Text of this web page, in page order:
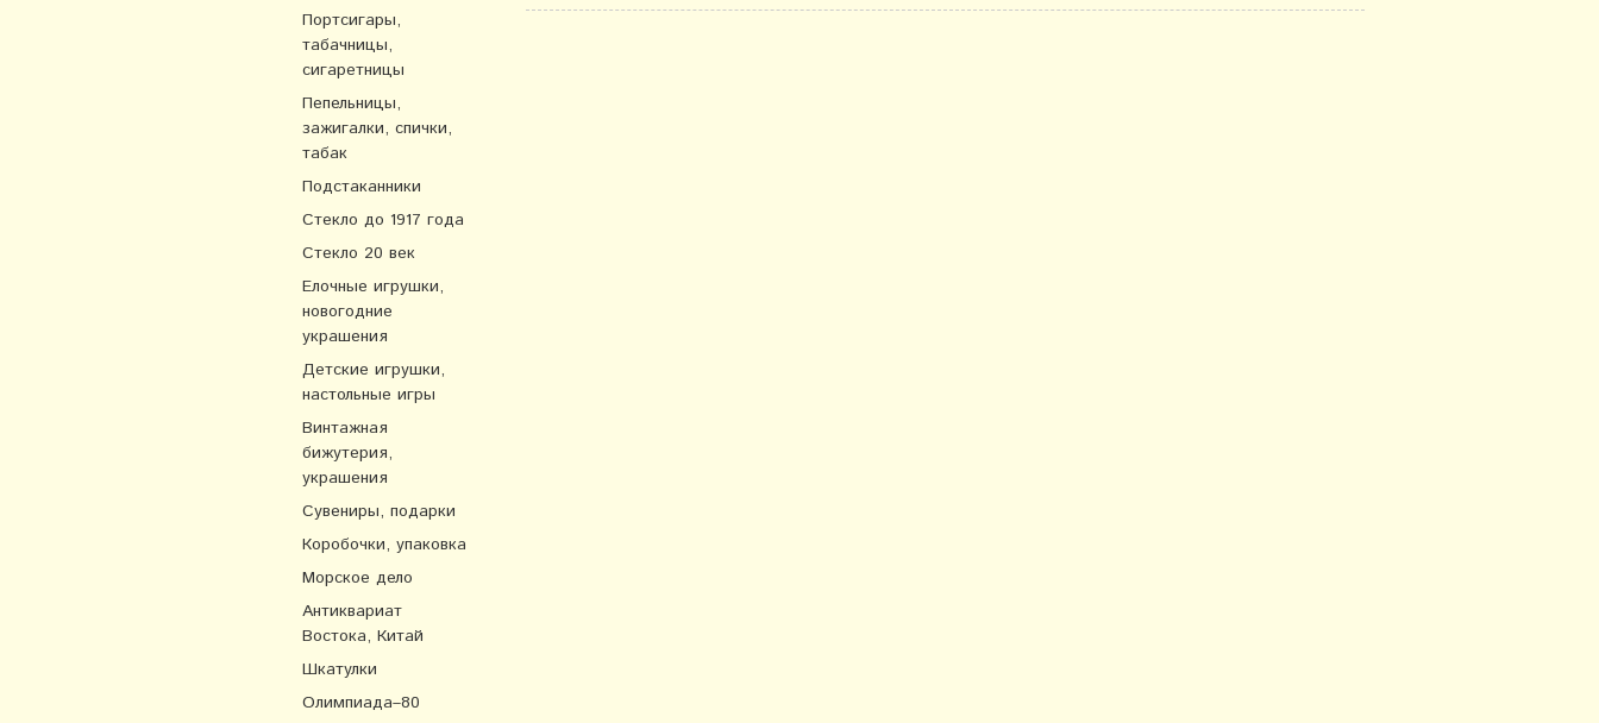
Портсигары,
табачницы,
сигаретницы
Пепельницы,
зажигалки, спички,
табак
Подстаканники
Стекло до 1917 года
Стекло 20 век
Елочные игрушки,
новогодние
украшения
Детские игрушки,
настольные игры
Винтажная
бижутерия,
украшения
Сувениры, подарки
Коробочки, упаковка
Морское дело
Антиквариат
Востока, Китай
Шкатулки
Олимпиада–80